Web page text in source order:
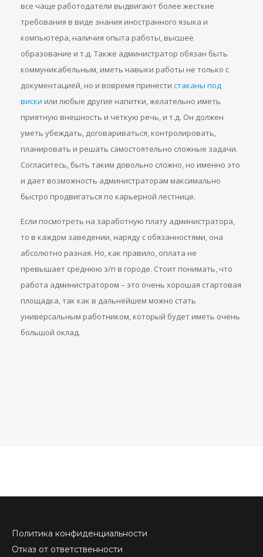
все чаще работодатели выдвигают более жесткие
требования в виде знания иностранного языка и
компьютера, наличия опыта работы, высшее
образование и т.д. Также администратор обязан быть
коммуникабельным, иметь навыки работы не только с
документацией, но и вовремя принести стаканы под
виски или любые другие напитки, желательно иметь
приятную внешность и четкую речь, и т.д. Он должен
уметь убеждать, договариваться, контролировать,
планировать и решать самостоятельно сложные задачи.
Согласитесь, быть таким довольно сложно, но именно это
и дает возможность администраторам максимально
быстро продвигаться по карьерной лестнице.
Если посмотреть на заработную плату администратора,
то в каждом заведении, наряду с обязанностями, она
абсолютно разная. Но, как правило, оплата не
превышает среднюю з/п в городе. Стоит понимать, что
работа администратором – это очень хорошая стартовая
площадка, так как в дальнейшем можно стать
универсальным работником, который будет иметь очень
большой оклад.
Политика конфиденциальности
Отказ от ответственности